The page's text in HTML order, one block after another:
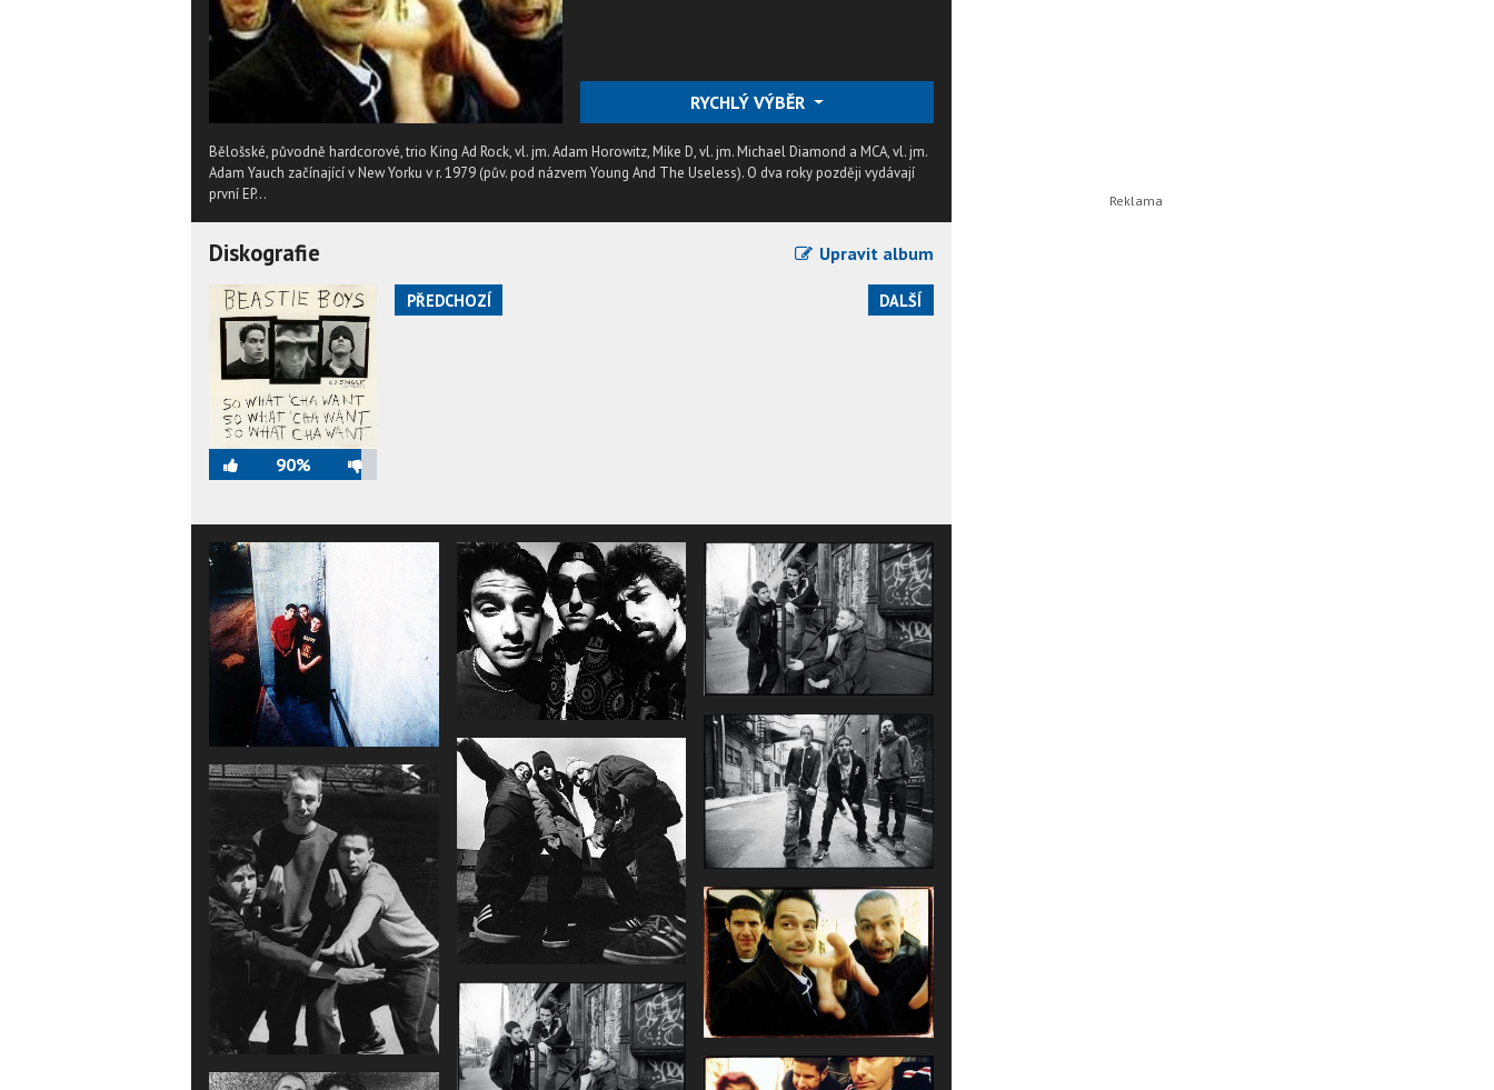
RYCHLÝ VÝBĚR
Bělošské, původně hardcorové, trio King Ad Rock, vl. jm. Adam Horowitz, Mike D, vl. jm. Michael Diamond a MCA, vl. jm.
Adam Yauch začínající v New Yorku v r. 1979 (pův. pod názvem Young And The Useless). O dva roky později vydávají
první EP...
Diskografie Upravit album
90%
PŘEDCHOZÍ DALŠÍ